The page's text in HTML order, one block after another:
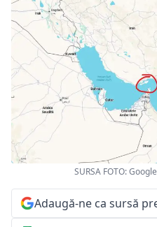
SURSA FOTO:
Adaugă-ne ca sursă